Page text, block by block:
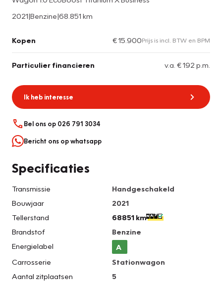
2021|Benzine|68.851 km
Kopen € 15.900Prijs is incl. BTW en BPM
Particulier financieren v.a. € 192 p.m.
Ik heb interesse
Bel ons op 026 791 3034
Bericht ons op whatsapp
Specificaties
Transmissie
Handgeschakeld
Bouwjaar
2021
Tellerstand
68851 km
Brandstof
Benzine
Energielabel
A
Carrosserie
Stationwagon
Aantal zitplaatsen
5